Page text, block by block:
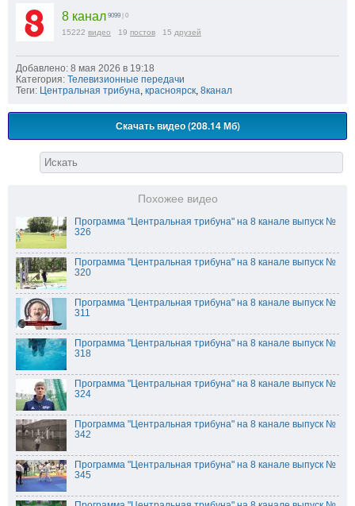
8 канал 9099 | 0
15222 видео 19 постов 15 друзей
Добавлено: 8 мая 2026 в 19:18
Категория: Телевизионные передачи
Теги: Центральная трибуна, красноярск, 8канал
Скачать видео (208.14 Мб)
Похожее видео
Программа "Центральная трибуна" на 8 канале выпуск №
326
Программа "Центральная трибуна" на 8 канале выпуск №
320
Программа "Центральная трибуна" на 8 канале выпуск №
311
Программа "Центральная трибуна" на 8 канале выпуск №
318
Программа "Центральная трибуна" на 8 канале выпуск №
324
Программа "Центральная трибуна" на 8 канале выпуск №
342
Программа "Центральная трибуна" на 8 канале выпуск №
345